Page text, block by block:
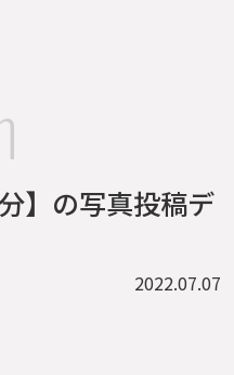
】の写真投稿デ
2022.07.07